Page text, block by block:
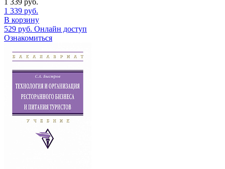
1 339 руб.
В корзину
529 руб. Онлайн доступ
Ознакомиться